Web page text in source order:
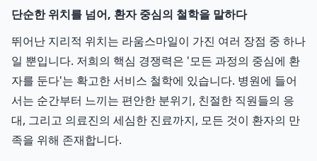
단순한 위치를 넘어, 환자 중심의 철학을 말하다
뛰어난 지리적 위치는 라움스마일이 가진 여러 장점 중 하나
일 뿐입니다. 저희의 핵심 경쟁력은 '모든 과정의 중심에 환
자를 둔다'는 확고한 서비스 철학에 있습니다. 병원에 들어
서는 순간부터 느끼는 편안한 분위기, 친절한 직원들의 응
대, 그리고 의료진의 세심한 진료까지, 모든 것이 환자의 만
족을 위해 존재합니다.